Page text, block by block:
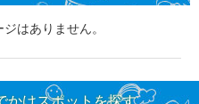
はありません。